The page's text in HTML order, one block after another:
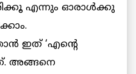
എന്നും ഓരാള്‍ക്കു
ഇത് ‘എന്റെ
അങ്ങനെ